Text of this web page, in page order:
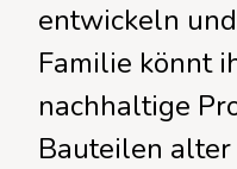
entwickeln
Familie könnt
nachhaltige
Bauteilen